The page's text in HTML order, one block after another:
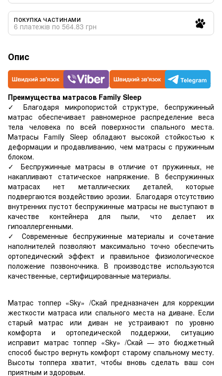
ПОКУПКА ЧАСТИНАМИ
6 платежів по 564.83 грн
Опис
Преимущества матрасов Family Sleep
✓ Благодаря микропористой структуре, беспружинный
матрас обеспечивает равномерное распределение веса
тела человека по всей поверхности спального места.
Матрасы Family Sleep обладают высокой стойкостью к
деформации и продавливанию, чем матрасы с пружинным
блоком.
✓ Беспружинные матрасы в отличие от пружинных, не
накапливают статическое напряжение. В беспружинных
матрасах нет металлических деталей, которые
подвергаются воздействию эрозии. Благодаря отсутствию
внутренних пустот беспружинные матрасы не выступают в
качестве контейнера для пыли, что делает их
гипоаллергенными.
✓ Современные беспружинные материалы и сочетание
наполнителей позволяют максимально точно обеспечить
ортопедический эффект и правильное физиологическое
положение позвоночника. В производстве используются
качественные, сертифицированные материалы.
Матрас топпер «Sky» /Скай предназначен для коррекции
жесткости матраса или спального места на диване. Если
старый матрас или диван не устраивают по уровню
комфорта и ортопедической поддержки, ситуацию
исправит матрас топпер «Sky» /Скай — это бюджетный
способ быстро вернуть комфорт старому спальному месту.
Высоты топпера хватит, чтобы вновь сделать ваш сон
приятным и здоровым.